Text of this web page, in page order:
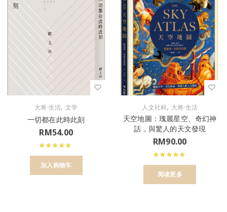
大将·生活, 文学
一切都在此時此刻
RM54.00
加入购物车
人文社科, 大将·生活
天空地圖：瑰麗星空、奇幻神
話，與驚人的天文發現
RM90.00
阅读更多